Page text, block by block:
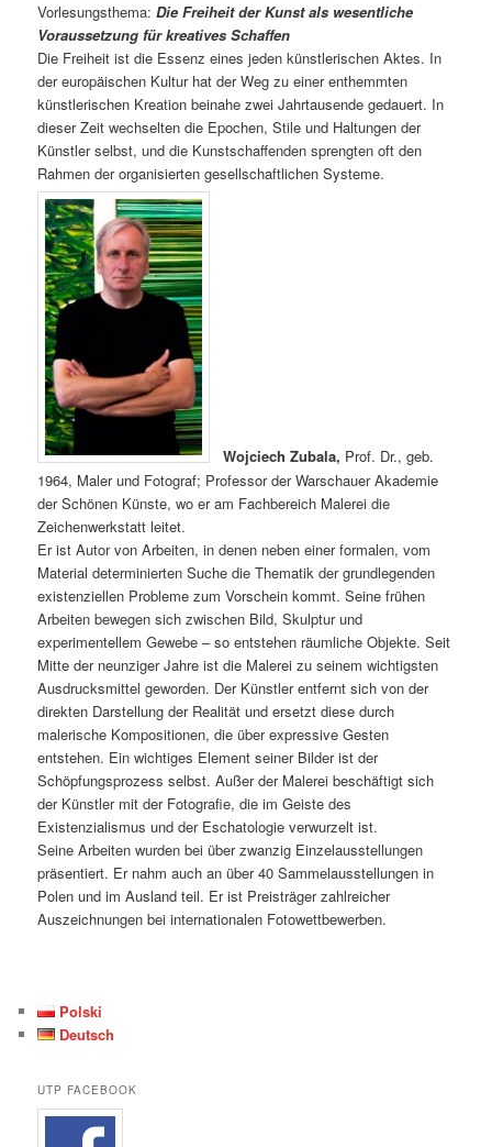
Vorlesungsthema:Die Freiheit der Kunst als wesentliche
Voraussetzung für kreatives Schaffen
Die Freiheit ist die Essenz eines jeden künstlerischen Aktes. In
der europäischen Kultur hat der Weg zu einer enthemmten
künstlerischen Kreation beinahe zwei Jahrtausende gedauert. In
dieser Zeit wechselten die Epochen, Stile und Haltungen der
Künstler selbst, und die Kunstschaffenden sprengten oft den
Rahmen der organisierten gesellschaftlichen Systeme.
Wojciech Zubala, Prof. Dr., geb.
1964, Maler und Fotograf; Professor der Warschauer Akademie
der Schönen Künste, wo er am Fachbereich Malerei die
Zeichenwerkstatt leitet.
Er ist Autor von Arbeiten, in denen neben einer formalen, vom
Material determinierten Suche die Thematik der grundlegenden
existenziellen Probleme zum Vorschein kommt. Seine frühen
Arbeiten bewegen sich zwischen Bild, Skulptur und
experimentellem Gewebe – so entstehen räumliche Objekte. Seit
Mitte der neunziger Jahre ist die Malerei zu seinem wichtigsten
Ausdrucksmittel geworden. Der Künstler entfernt sich von der
direkten Darstellung der Realität und ersetzt diese durch
malerische Kompositionen, die über expressive Gesten
entstehen. Ein wichtiges Element seiner Bilder ist der
Schöpfungsprozess selbst. Außer der Malerei beschäftigt sich
der Künstler mit der Fotografie, die im Geiste des
Existenzialismus und der Eschatologie verwurzelt ist.
Seine Arbeiten wurden bei über zwanzig Einzelausstellungen
präsentiert. Er nahm auch an über 40 Sammelausstellungen in
Polen und im Ausland teil. Er ist Preisträger zahlreicher
Auszeichnungen bei internationalen Fotowettbewerben.
Polski
Deutsch
UTP FACEBOOK